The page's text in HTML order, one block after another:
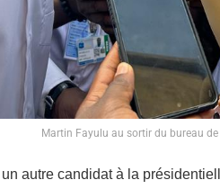
Martin Fayulu au sortir du bureau de
autre candidat à la